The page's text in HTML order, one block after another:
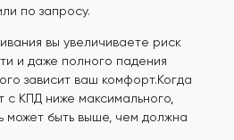
по запросу.
вы увеличиваете риск
и даже полного падения
зависит ваш комфорт.Когда
КПД ниже максимального,
может быть выше, чем должна